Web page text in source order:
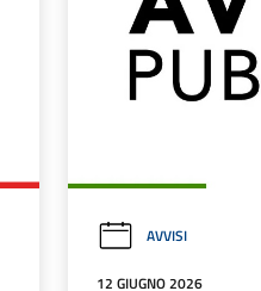
AVVISI
12 GIUGNO 2026